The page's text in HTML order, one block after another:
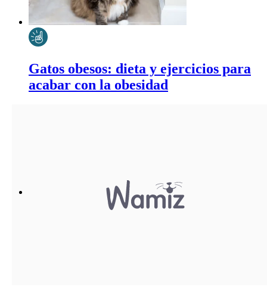
Gatos obesos: dieta y ejercicios para
acabar con la obesidad